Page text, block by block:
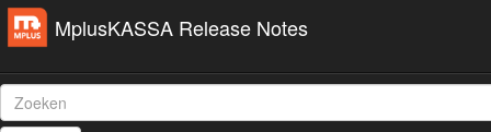
MplusKASSA Release Notes